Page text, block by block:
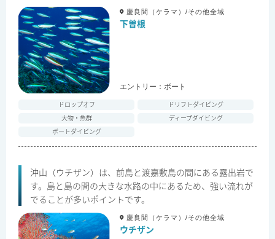
慶良間（ケラマ）/その他全域
下曽根
エントリー： ボート
ドロップオフ
ドリフトダイビング
大物・魚群
ディープダイビング
ボートダイビング
沖山（ウチザン）は、前島と渡嘉敷島の間にある露出岩で
す。島と島の間の大きな水路の中にあるため、強い流れが
でることが多いポイントです。
慶良間（ケラマ）/その他全域
ウチザン